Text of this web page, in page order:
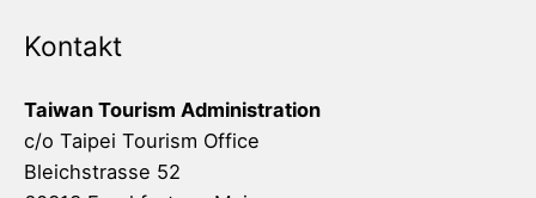
Kontakt
Taiwan Tourism Administration
c/o Taipei Tourism Office
Bleichstrasse 52